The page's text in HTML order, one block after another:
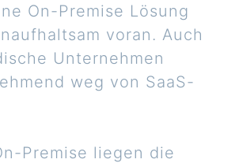
On-Premise Lösung
voran. Auch
Unternehmen
weg von SaaS-
Premise liegen die